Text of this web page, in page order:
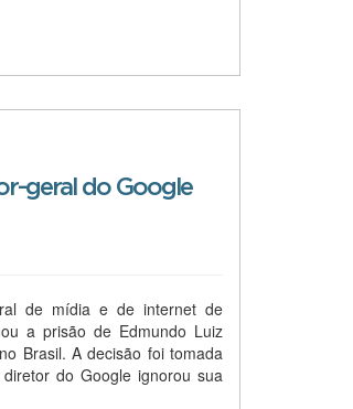
geral do Google
de mídia e de internet de
a prisão de Edmundo Luiz
Brasil. A decisão foi tomada
do Google ignorou sua